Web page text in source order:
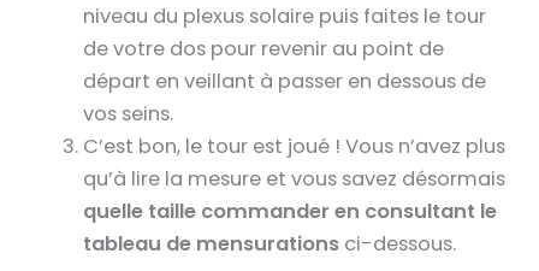
niveau du plexus solaire puis faites le tour
de votre dos pour revenir au point de
départ en veillant à passer en dessous de
vos seins.
C’est bon, le tour est joué ! Vous n’avez plus
qu’à lire la mesure et vous savez désormais
quelle taille commander en consultant le
tableau de mensurations ci-dessous.